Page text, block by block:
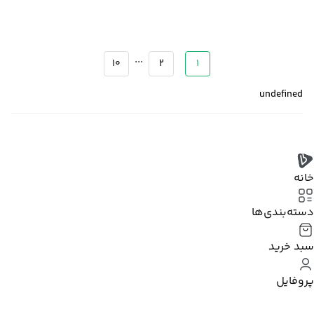
1
2
...
10
undefined
خانه
دسته‌بندی‌‌ها
سبد خرید
پروفایل